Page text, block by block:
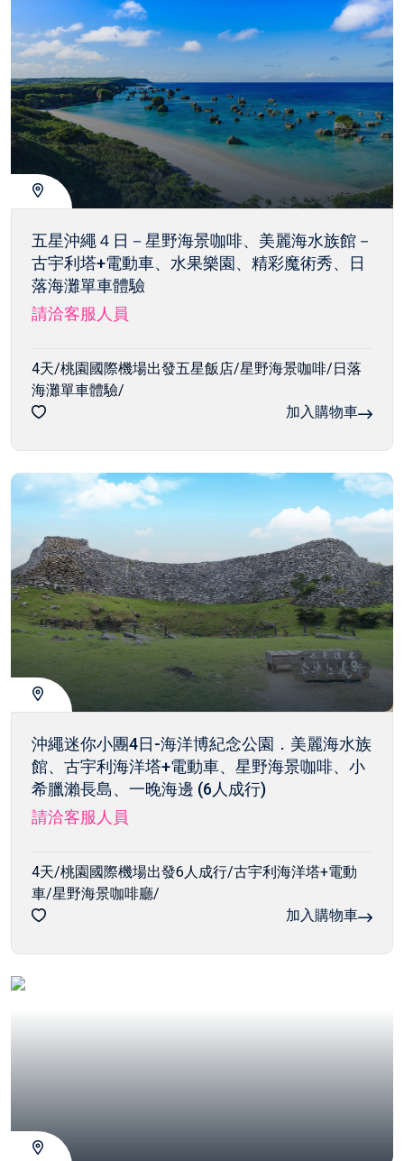
五星沖繩４日－星野海景咖啡、美麗海水族館－
古宇利塔+電動車、水果樂園、精彩魔術秀、日
落海灘單車體驗
請洽客服人員
4天/桃園國際機場出發五星飯店/星野海景咖啡/日落
海灘單車體驗/
加入購物車
沖繩迷你小團4日-海洋博紀念公園．美麗海水族
館、古宇利海洋塔+電動車、星野海景咖啡、小
希臘瀨長島、一晚海邊 (6人成行)
請洽客服人員
4天/桃園國際機場出發6人成行/古宇利海洋塔+電動
車/星野海景咖啡廳/
加入購物車